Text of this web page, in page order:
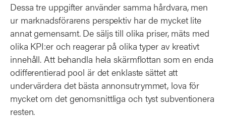
Dessa tre uppgifter använder samma hårdvara, men
ur marknadsförarens perspektiv har de mycket lite
annat gemensamt. De säljs till olika priser, mäts med
olika KPI:er och reagerar på olika typer av kreativt
innehåll. Att behandla hela skärmflottan som en enda
odifferentierad pool är det enklaste sättet att
undervärdera det bästa annonsutrymmet, lova för
mycket om det genomsnittliga och tyst subventionera
resten.